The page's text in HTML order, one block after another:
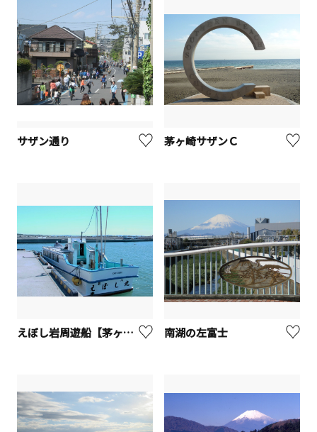
サザン通り 茅ヶ崎サザンＣ
えぼし岩周遊船【茅ヶ崎市】 南湖の左富士